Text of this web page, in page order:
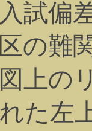
試偏
区の難
上の
た左